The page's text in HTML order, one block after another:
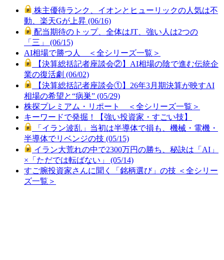
株主優待ランク、イオンとヒューリックの人気は不
動、楽天Gが上昇 (06/16)
配当期待のトップ、全体はJT、強い人は2つの
「三」 (06/15)
AI相場で勝つ人 ＜全シリーズ一覧＞
【決算総括記者座談会②】AI相場の陰で進む伝統企
業の復活劇 (06/02)
【決算総括記者座談会①】26年3月期決算が映すAI
相場の希望と“病巣” (05/29)
株探プレミアム・リポート ＜全シリーズ一覧＞
キーワードで発掘！【強い投資家・すごい技】
「イラン波乱」当初は半導体で損も、機械・電機・
半導体でリベンジの技 (05/15)
イラン大荒れの中で2300万円の勝ち、秘訣は「AI」
×「ただでは転ばない」 (05/14)
すご腕投資家さんに聞く「銘柄選び」の技 ＜全シリー
ズ一覧＞